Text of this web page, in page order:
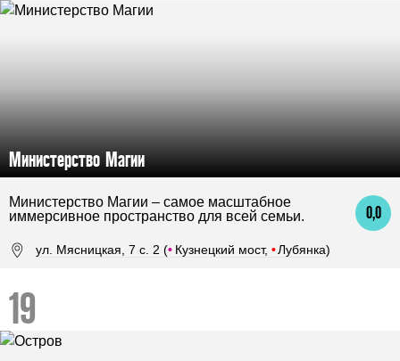
Министерство Магии
0,0
Министерство Магии – самое масштабное
иммерсивное пространство для всей семьи.
ул. Мясницкая, 7 с. 2 (• Кузнецкий мост, •Лубянка)